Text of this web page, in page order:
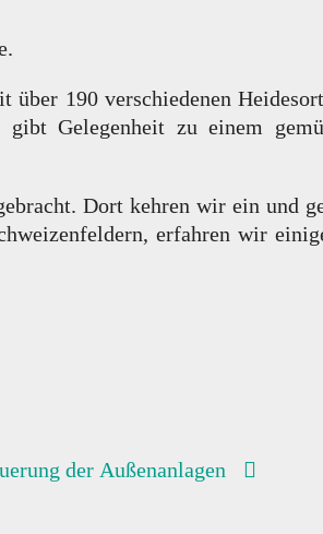
190 verschiedenen
Gelegenheit zu einem
Dort kehren wir ein und
erfahren wir
der Außenanlagen